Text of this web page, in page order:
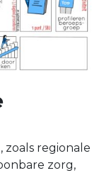
zoals regionale
zorg,